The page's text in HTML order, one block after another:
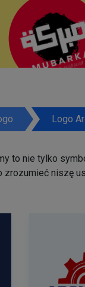
Logo
to nie tylko
zrozumieć niszę